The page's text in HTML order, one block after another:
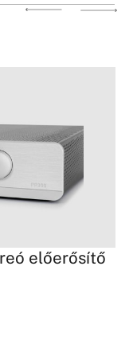
előerősítő